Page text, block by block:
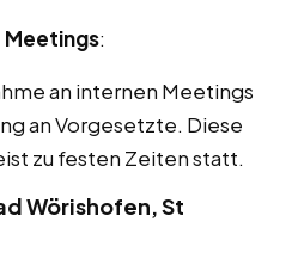
:
an internen Meetings
an Vorgesetzte. Diese
zu festen Zeiten statt.
Wörishofen, St